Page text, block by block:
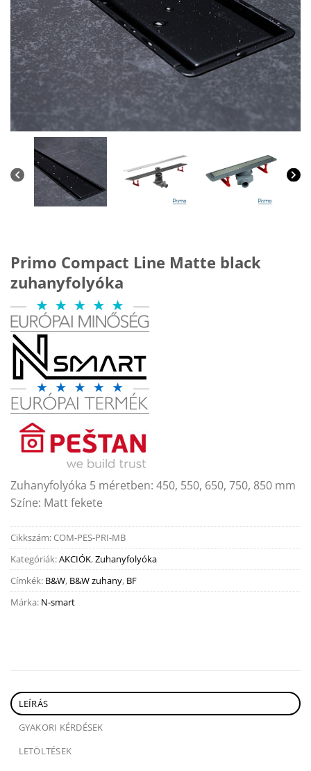
Primo Compact Line Matte black
zuhanyfolyóka
Zuhanyfolyóka 5 méretben: 450, 550, 650, 750, 850 mm
Színe: Matt fekete
Cikkszám:COM-PES-PRI-MB
Kategóriák:AKCIÓK,Zuhanyfolyóka
Címkék: B&W, B&W zuhany, BF
Márka: N-smart
LEÍRÁS
GYAKORI KÉRDÉSEK
LETÖLTÉSEK